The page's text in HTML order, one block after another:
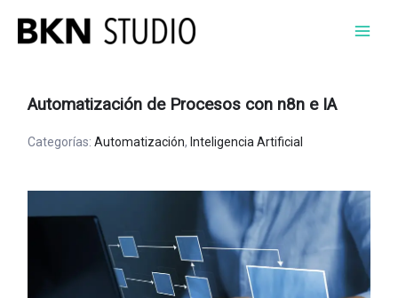
Automatización de Procesos con n8n e IA
Categorías:Automatización,Inteligencia Artificial